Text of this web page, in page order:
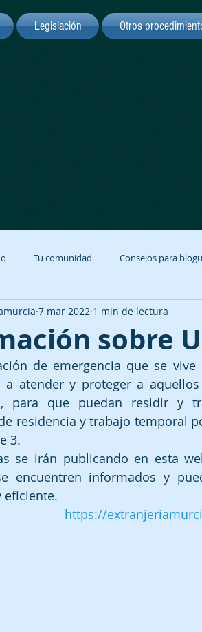
Legislación Otros
Tu comunidad Consejos para
sobre
7 mar 2022 1 min de lectura
de emergencia que se
a atender y proteger a
para que puedan residir y
residencia y trabajo temporal
3.
se irán publicando en esta
encuentren informados y
eficiente.
https://